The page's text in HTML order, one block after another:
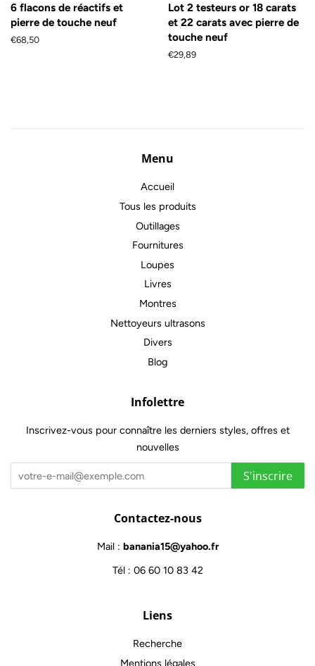
6 flacons de réactifs et
pierre de touche neuf
Prix
€68,50
Lot 2 testeurs or 18 carats
et 22 carats avec pierre de
touche neuf
Prix
€29,89
Menu
Accueil
Tous les produits
Outillages
Fournitures
Loupes
Livres
Montres
Nettoyeurs ultrasons
Divers
Blog
Infolettre
Inscrivez-vous pour connaître les derniers styles, offres et
nouvelles
S'inscrire
Contactez-nous
Mail : banania15@yahoo.fr
Tél : 06 60 10 83 42
Liens
Recherche
Mentions légales